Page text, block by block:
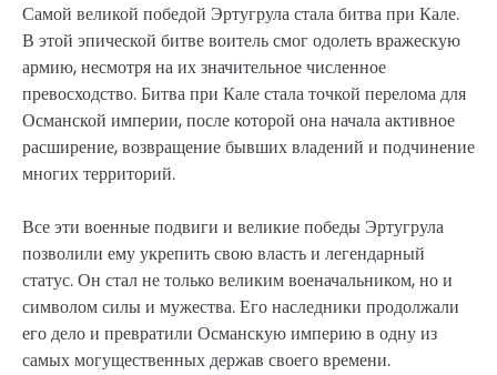
Самой великой победой Эртугрула стала битва при Кале.
В этой эпической битве воитель смог одолеть вражескую
армию, несмотря на их значительное численное
превосходство. Битва при Кале стала точкой перелома для
Османской империи, после которой она начала активное
расширение, возвращение бывших владений и подчинение
многих территорий.
Все эти военные подвиги и великие победы Эртугрула
позволили ему укрепить свою власть и легендарный
статус. Он стал не только великим военачальником, но и
символом силы и мужества. Его наследники продолжали
его дело и превратили Османскую империю в одну из
самых могущественных держав своего времени.